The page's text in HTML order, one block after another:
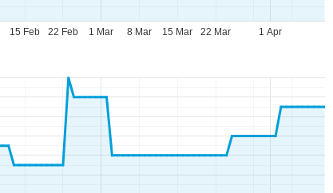
1 Mar 1 Apr
15 Feb 22 Feb 8 Mar 15 Mar 22 Mar